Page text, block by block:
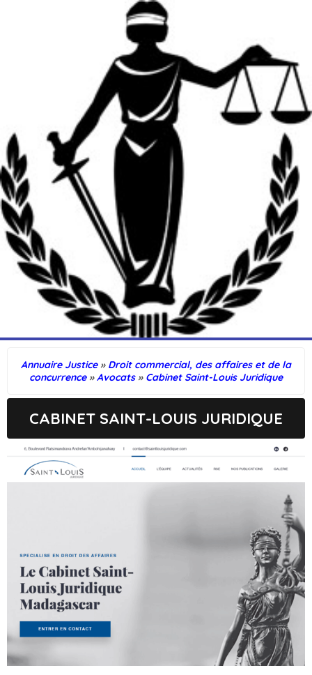
Annuaire Justice » Droit commercial, des affaires et de la
concurrence »Avocats » Cabinet Saint-Louis Juridique
CABINET SAINT-LOUIS JURIDIQUE